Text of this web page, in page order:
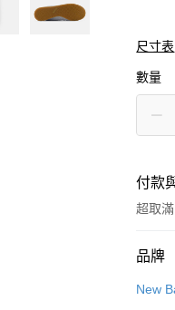
尺寸表
數量
付款
超取
付款
信用卡
品牌
New